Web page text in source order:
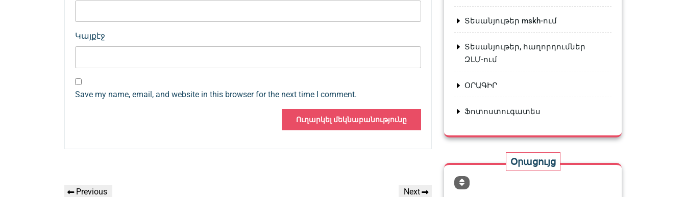
Կայքէջ
Save my name, email, and website in this browser for the next time I comment.
Գրառումների
Previous
Previous
Next
Next
Տեսանյութեր mskh-ում
Տեսանյութեր, հաղորդումներ
ԶԼՄ-ում
ՕՐԱԳԻՐ
Ֆոտոստուգատես
Օրացույց